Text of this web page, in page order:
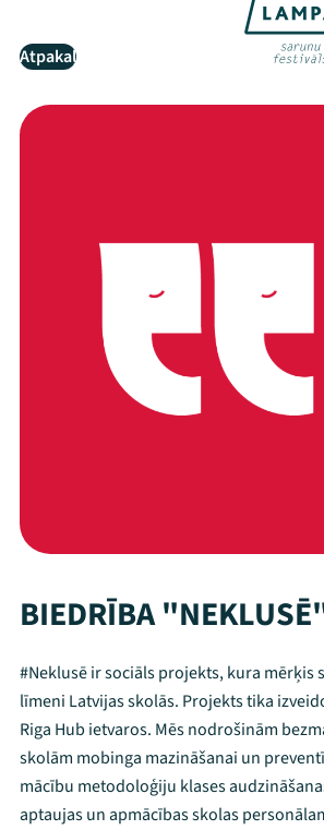
Atpakaļ
BIEDRĪBA
#Neklusē ir sociāls projekts, kura mērķis
līmeni Latvijas skolās. Projekts tika
Riga Hub ietvaros. Mēs nodrošinām
skolām mobinga mazināšanai un
mācību metodoloģiju klases
aptaujas un apmācības skolas